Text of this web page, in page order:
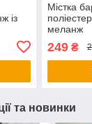
із
Містка
меланж
249₴
та новинки